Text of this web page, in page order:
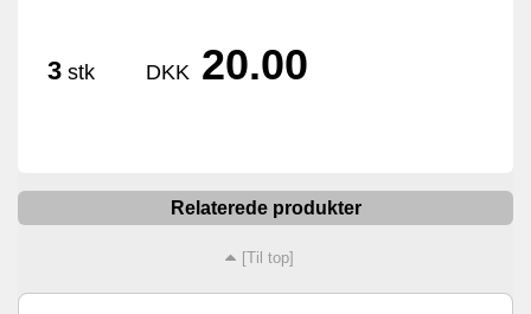
3 stk DKK 20.00
Relaterede produkter
[Til top]